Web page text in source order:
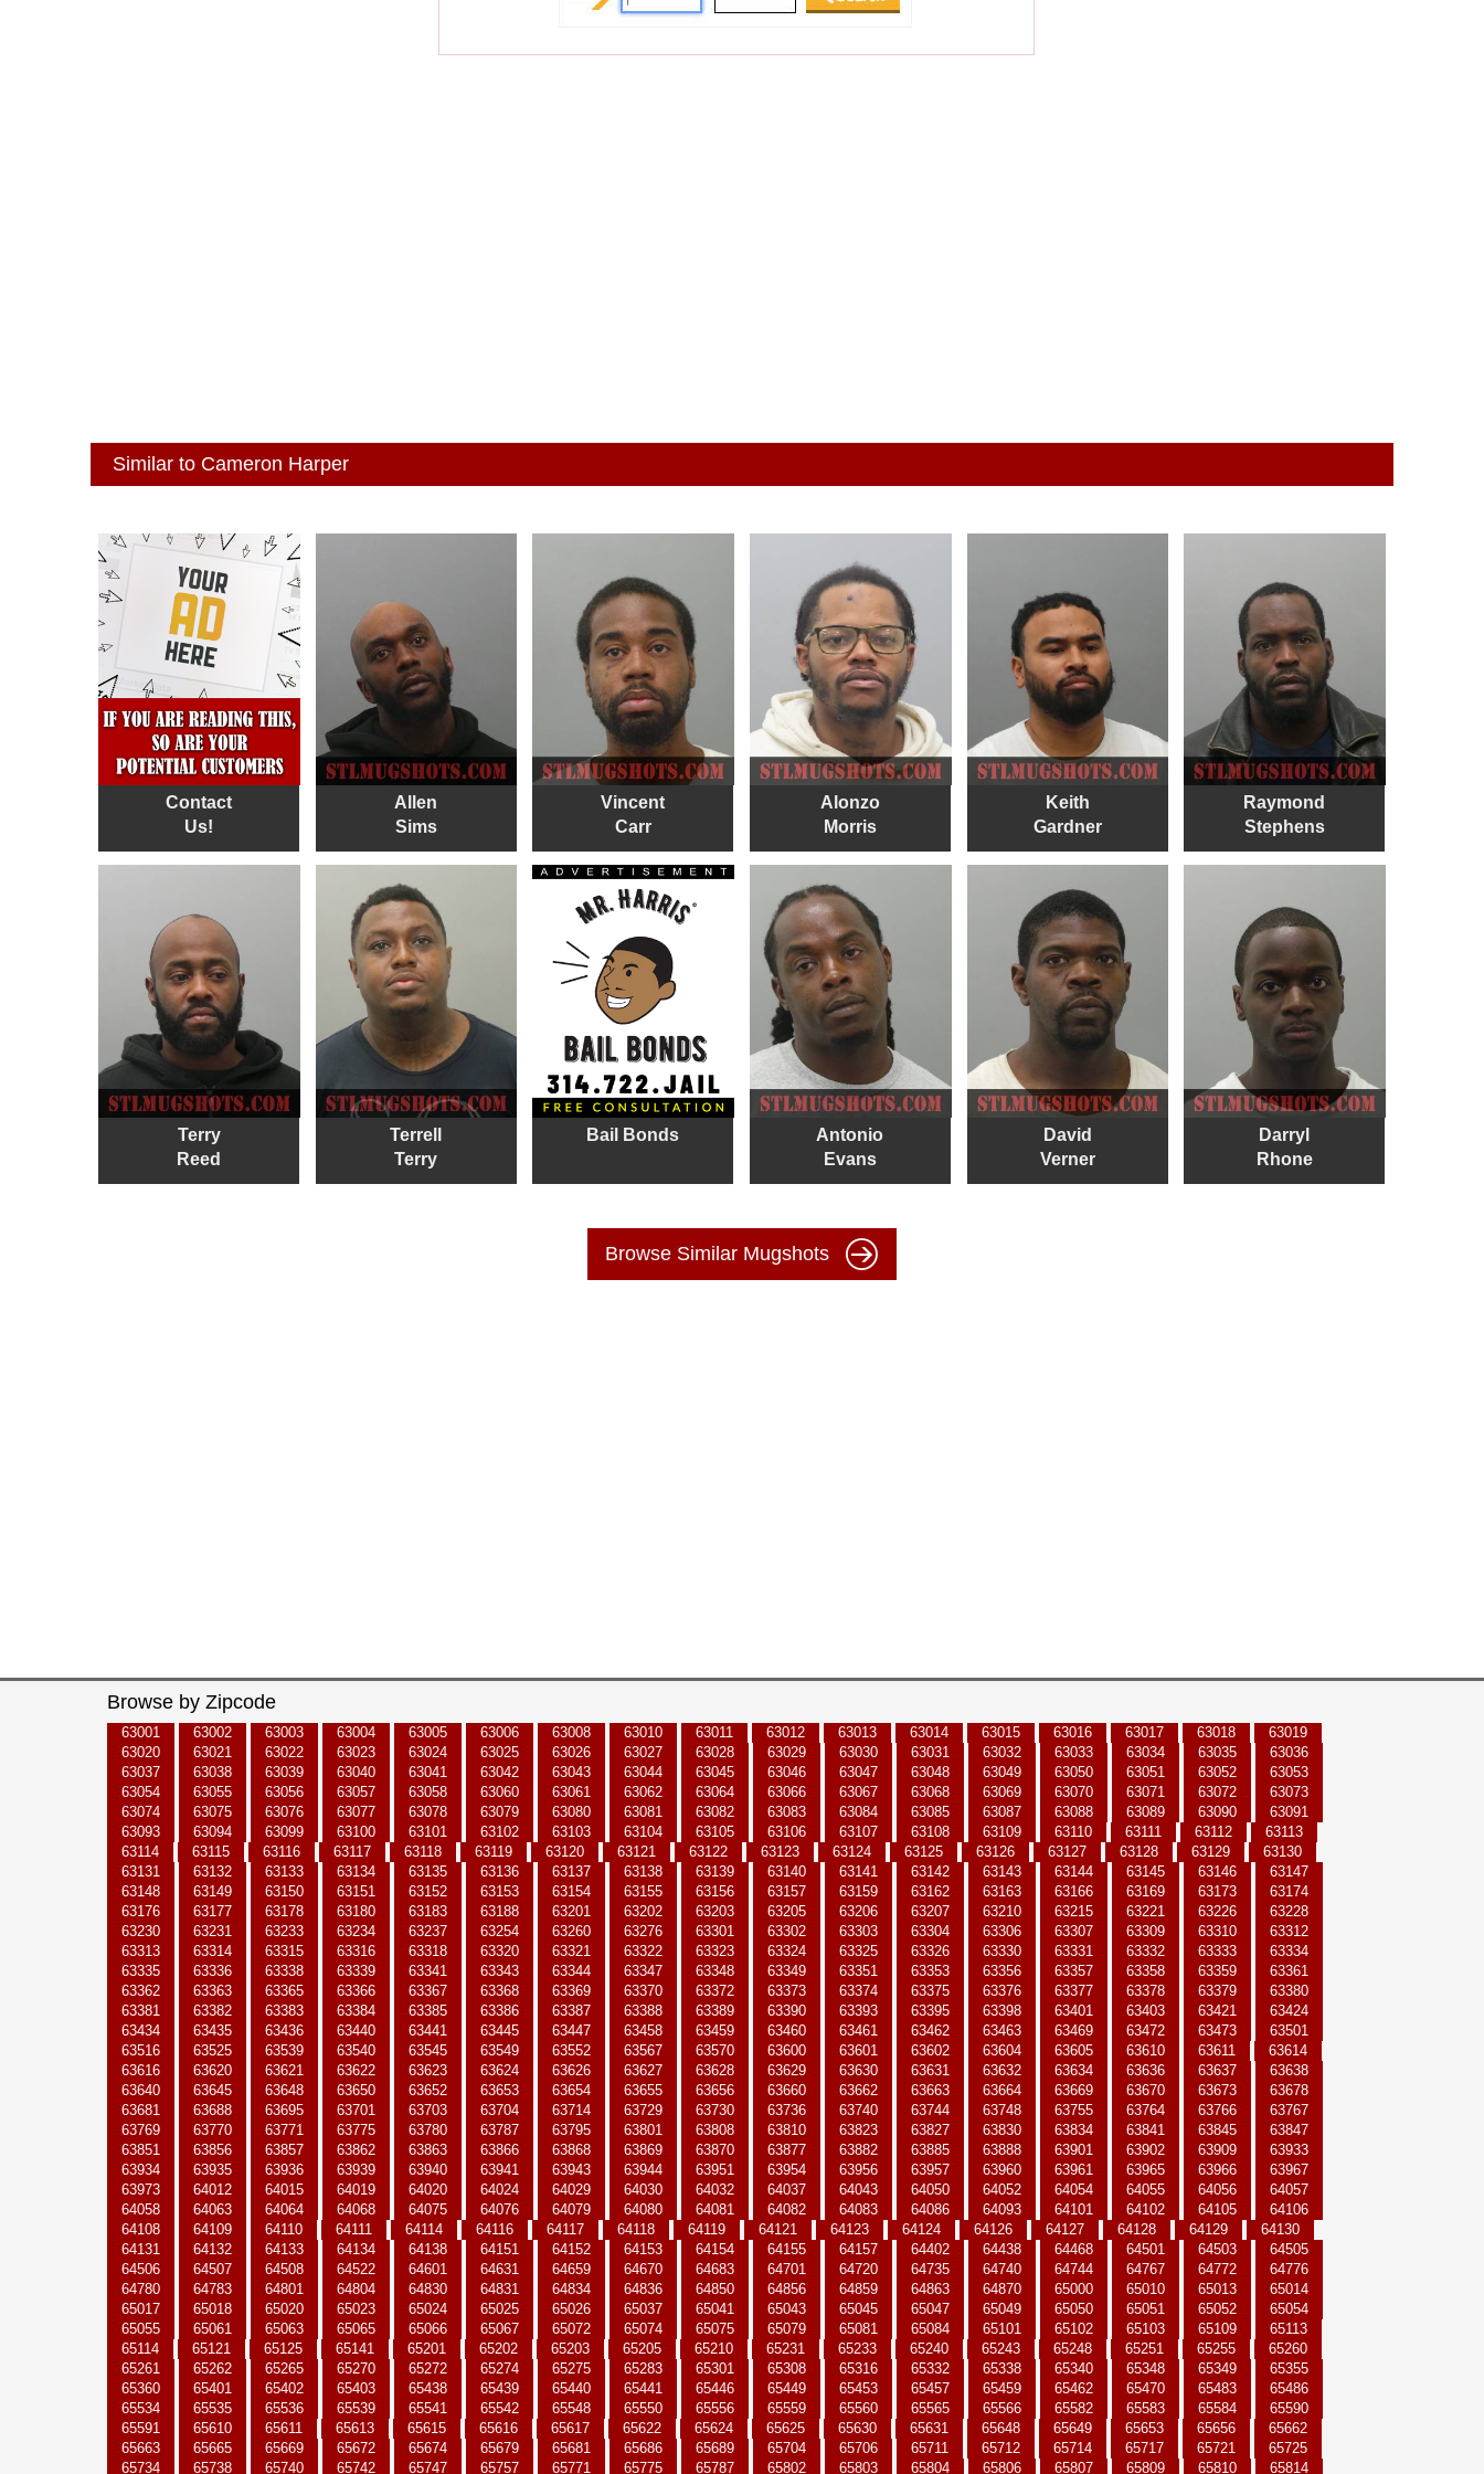
Similar to Cameron Harper
Contact
Us!
Allen
Sims
Vincent
Carr
Alonzo
Morris
Keith
Gardner
Raymond
Stephens
Terry
Reed
Terrell
Terry
Bail Bonds
Antonio
Evans
David
Verner
Darryl
Rhone
Browse Similar Mugshots
Browse by Zipcode
63001 63002 63003 63004 63005 63006 63008 63010 63011 63012 63013 63014 63015 63016 63017 63018
63019
63020
63021 63022 63023 63024 63025 63026 63027 63028 63029 63030 63031 63032 63033 63034 63035
63036
63037
63038 63039 63040 63041 63042 63043 63044 63045 63046 63047 63048 63049 63050 63051 63052
63053
63054
63055 63056 63057 63058 63060 63061 63062 63064 63066 63067 63068 63069 63070 63071 63072
63073
63074
63075 63076 63077 63078 63079 63080 63081 63082 63083 63084 63085 63087 63088 63089 63090
63091
63093
63094 63099 63100 63101 63102 63103 63104 63105 63106 63107 63108 63109 63110 63111 63112
63113
63114
63115 63116 63117 63118 63119 63120 63121 63122 63123 63124 63125 63126 63127 63128 63129
63130
63131
63132 63133 63134 63135 63136 63137 63138 63139 63140 63141 63142 63143 63144 63145 63146
63147
63148
63149 63150 63151 63152 63153 63154 63155 63156 63157 63159 63162 63163 63166 63169 63173
63174
63176
63177 63178 63180 63183 63188 63201 63202 63203 63205 63206 63207 63210 63215 63221 63226
63228
63230
63231 63233 63234 63237 63254 63260 63276 63301 63302 63303 63304 63306 63307 63309 63310
63312
63313
63314 63315 63316 63318 63320 63321 63322 63323 63324 63325 63326 63330 63331 63332 63333
63334
63335
63336 63338 63339 63341 63343 63344 63347 63348 63349 63351 63353 63356 63357 63358 63359
63361
63362
63363 63365 63366 63367 63368 63369 63370 63372 63373 63374 63375 63376 63377 63378 63379
63380
63381
63382 63383 63384 63385 63386 63387 63388 63389 63390 63393 63395 63398 63401 63403 63421
63424
63434
63435 63436 63440 63441 63445 63447 63458 63459 63460 63461 63462 63463 63469 63472 63473
63501
63516
63525 63539 63540 63545 63549 63552 63567 63570 63600 63601 63602 63604 63605 63610 63611
63614
63616
63620 63621 63622 63623 63624 63626 63627 63628 63629 63630 63631 63632 63634 63636 63637
63638
63640
63645 63648 63650 63652 63653 63654 63655 63656 63660 63662 63663 63664 63669 63670 63673
63678
63681
63688 63695 63701 63703 63704 63714 63729 63730 63736 63740 63744 63748 63755 63764 63766
63767
63769
63770 63771 63775 63780 63787 63795 63801 63808 63810 63823 63827 63830 63834 63841 63845
63847
63851
63856 63857 63862 63863 63866 63868 63869 63870 63877 63882 63885 63888 63901 63902 63909
63933
63934
63935 63936 63939 63940 63941 63943 63944 63951 63954 63956 63957 63960 63961 63965 63966
63967
63973
64012 64015 64019 64020 64024 64029 64030 64032 64037 64043 64050 64052 64054 64055 64056
64057
64058
64063 64064 64068 64075 64076 64079 64080 64081 64082 64083 64086 64093 64101 64102 64105
64106
64108
64109 64110 64111 64114 64116 64117 64118 64119 64121 64123 64124 64126 64127 64128 64129
64130
64131
64132 64133 64134 64138 64151 64152 64153 64154 64155 64157 64402 64438 64468 64501 64503
64505
64506
64507 64508 64522 64601 64631 64659 64670 64683 64701 64720 64735 64740 64744 64767 64772
64776
64780
64783 64801 64804 64830 64831 64834 64836 64850 64856 64859 64863 64870 65000 65010 65013
65014
65017
65018 65020 65023 65024 65025 65026 65037 65041 65043 65045 65047 65049 65050 65051 65052
65054
65055
65061 65063 65065 65066 65067 65072 65074 65075 65079 65081 65084 65101 65102 65103 65109
65113
65114
65121 65125 65141 65201 65202 65203 65205 65210 65231 65233 65240 65243 65248 65251 65255
65260
65261
65262 65265 65270 65272 65274 65275 65283 65301 65308 65316 65332 65338 65340 65348 65349
65355
65360
65401 65402 65403 65438 65439 65440 65441 65446 65449 65453 65457 65459 65462 65470 65483
65486
65534
65535 65536 65539 65541 65542 65548 65550 65556 65559 65560 65565 65566 65582 65583 65584
65590
65591
65610 65611 65613 65615 65616 65617 65622 65624 65625 65630 65631 65648 65649 65653 65656
65662
65663
65665 65669 65672 65674 65679 65681 65686 65689 65704 65706 65711 65712 65714 65717 65721
65725
65734
65738 65740 65742 65747 65757 65771 65775 65787 65802 65803 65804 65806 65807 65809 65810 65814